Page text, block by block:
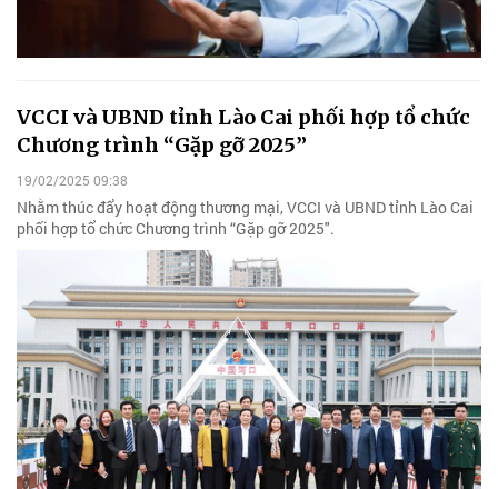
VCCI và UBND tỉnh Lào Cai phối hợp tổ chức
Chương trình “Gặp gỡ 2025”
19/02/2025 09:38
Nhằm thúc đẩy hoạt động thương mại, VCCI và UBND tỉnh Lào Cai
phối hợp tổ chức Chương trình “Gặp gỡ 2025".